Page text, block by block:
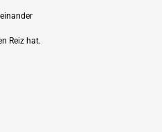
Reiz hat.